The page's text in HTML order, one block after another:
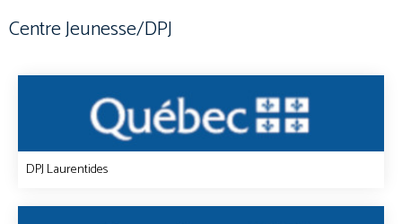
Centre Jeunesse/DPJ
DPJ Laurentides